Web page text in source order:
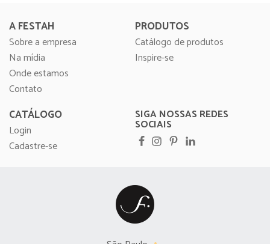
A FESTAH
Sobre a empresa
Na mídia
Onde estamos
Contato
PRODUTOS
Catálogo de produtos
Inspire-se
CATÁLOGO
Login
Cadastre-se
SIGA NOSSAS REDES
SOCIAIS